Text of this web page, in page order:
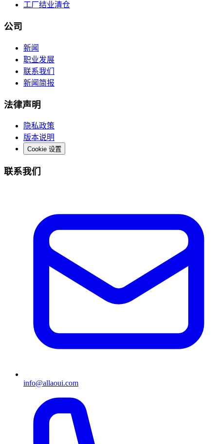
工厂结业清仓
公司
新闻
职业发展
联系我们
新闻简报
法律声明
隐私政策
版本说明
Cookie 设置
联系我们
info@allaoui.com